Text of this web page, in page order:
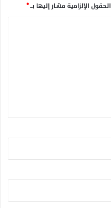
الحقول الإلزامية مشار إليها بـ*